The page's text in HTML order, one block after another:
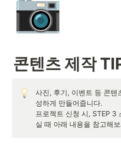
📷
콘텐츠 제작
사진, 후기, 이벤트 등 콘텐
성하게 만들어줍니다.
프로젝트 신청 시, STEP 3
실 때 아래 내용을 참고해